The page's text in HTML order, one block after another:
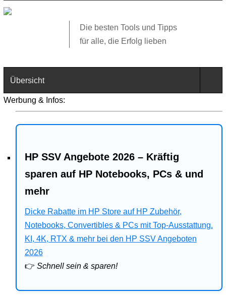
Die besten Tools und Tipps
für alle, die Erfolg lieben
Übersicht
Technik
Web
Business
Angebote
Bitdefender
Ratgeber
Werbung & Infos:
HP SSV Angebote 2026 – Kräftig
sparen auf HP Notebooks, PCs & und
mehr
Dicke Rabatte im HP Store auf HP Zubehör,
Notebooks, Convertibles & PCs mit Top-Ausstattung.
KI, 4K, RTX & mehr bei den HP SSV Angeboten
2026
👉 Schnell sein & sparen!